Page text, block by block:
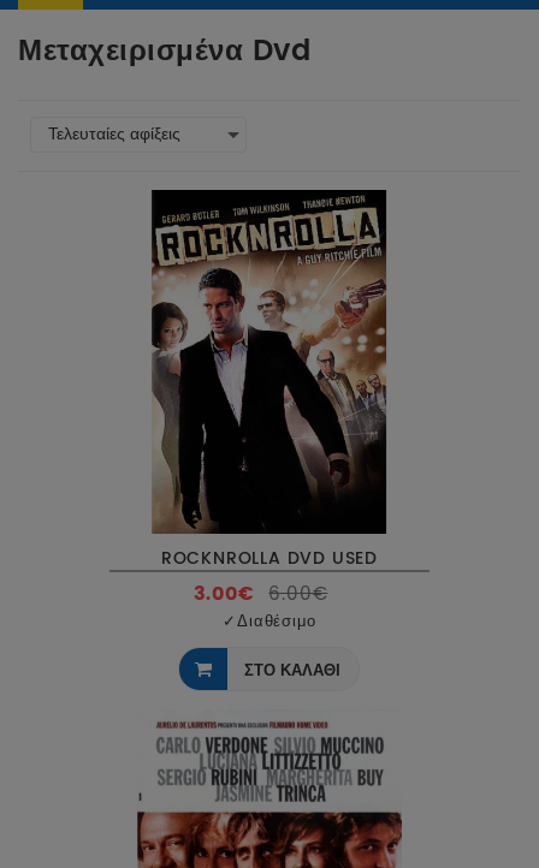
Μεταχειρισμένα Dvd
ROCKNROLLA DVD USED
3.00€ 6.00€
✓Διαθέσιμο
ΣΤΟ ΚΑΛΑΘΙ